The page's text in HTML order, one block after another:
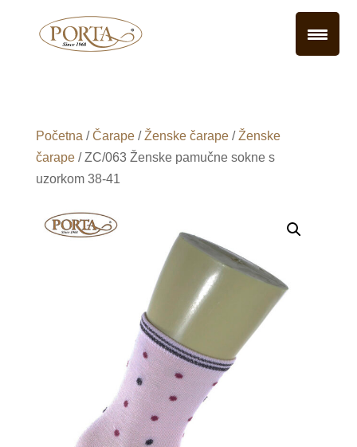
Početna /Čarape/Ženske čarape/Ženske
čarape/ ZC/063 Ženske pamučne sokne s
uzorkom 38-41